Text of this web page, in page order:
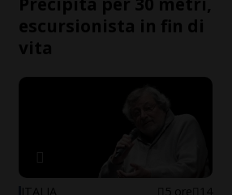
escursionista in fin di
vita
ITALIA 5 ore 14